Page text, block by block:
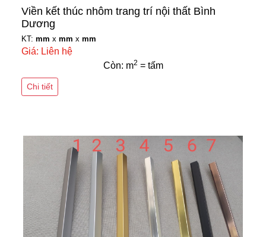
Viền kết thúc nhôm trang trí nội thất Bình
Dương
KT: mm x mm x mm
Giá: Liên hệ
Còn: m2 = tấm
Chi tiết